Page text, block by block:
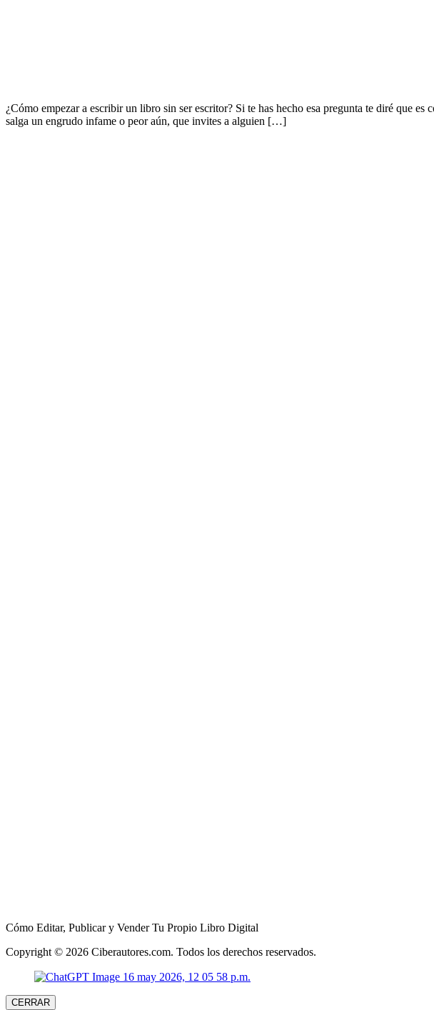
¿Cómo empezar a escribir un libro sin ser escritor? Si te has hecho esa pregunta te diré que
salga un engrudo infame o peor aún, que invites a alguien […]
Cómo Editar, Publicar y Vender Tu Propio Libro Digital
Copyright © 2026 Ciberautores.com. Todos los derechos reservados.
CERRAR